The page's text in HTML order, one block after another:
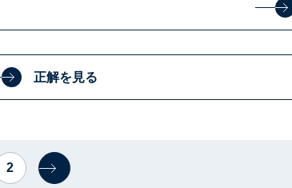
正解を見る
2